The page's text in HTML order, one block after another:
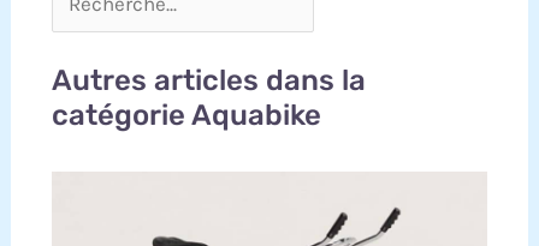
Autres articles dans la
catégorie Aquabike